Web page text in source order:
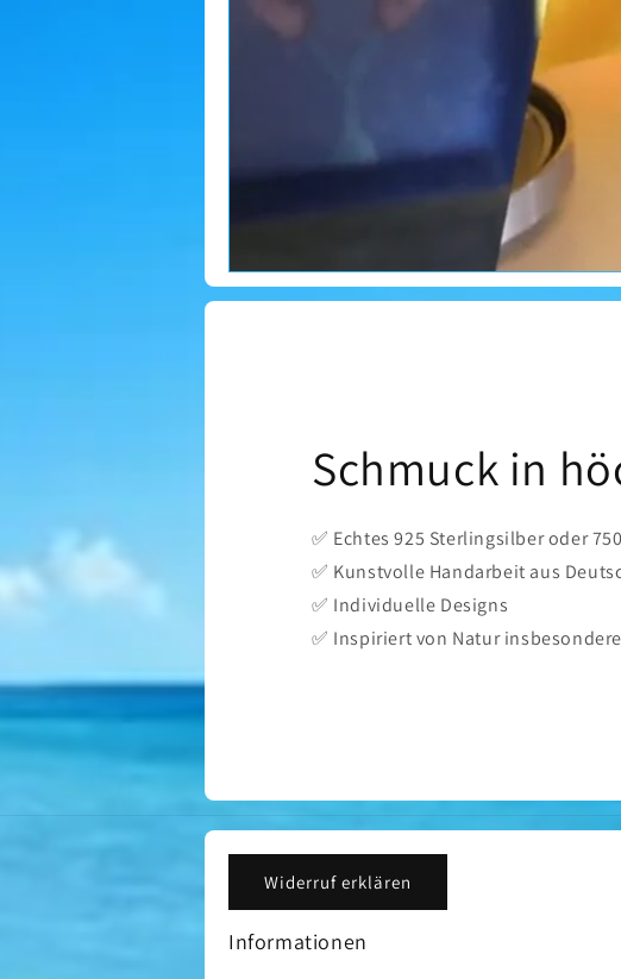
Schmuck in
✅ Echtes 925 Sterlingsilber oder
✅ Kunstvolle Handarbeit aus
✅ Individuelle Designs
✅ Inspiriert von Natur
Widerruf erklären
Informationen